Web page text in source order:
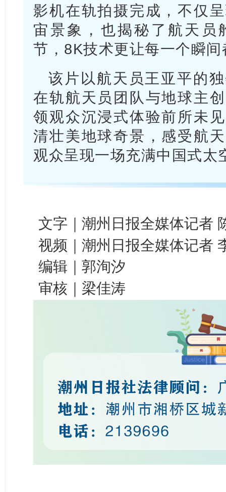
影机在轨拍摄完成，不仅
宙景象，也揭秘了航天员
节，8K技术更让每一个瞬
该片以航天员王亚平的
在轨航天员团队与地球主
领观众沉浸式体验前所未
清壮美地球奇景，感受航
观众呈现一场充满中国式太
文字｜潮州日报全媒体记者
视频｜潮州日报全媒体记者
编辑｜郭洵汐
审核｜梁佳涛